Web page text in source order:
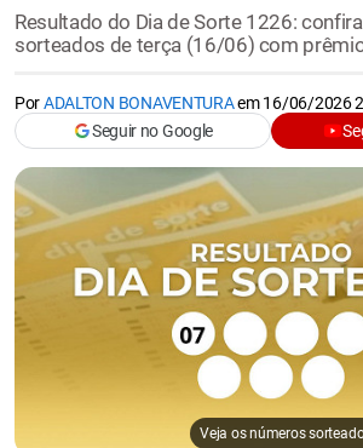
Resultado do Dia de Sorte 1226:
sorteados de terça (16/06) com
PorADALTON BONAVENTURAem16/06/2026
Seguir no Google
Veja os números